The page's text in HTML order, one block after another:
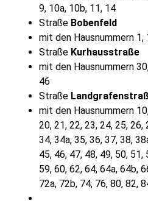
9, 10a, 10b, 11, 14
Straße Bobenfeld
mit den Hausnummern 1,
Straße Kurhausstraße
mit den Hausnummern
46
Straße
mit den Hausnummern
20, 21, 22, 23, 24, 25, 26,
34, 34a, 35, 36, 37, 38,
45, 46, 47, 48, 49, 50, 51,
59, 60, 62, 64, 64a, 64b,
72a, 72b, 74, 76, 80, 82,